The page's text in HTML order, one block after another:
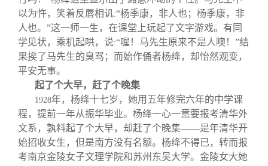
终身学习
信息化服务
三创大赛
实用信息
校友总会
总会简介
会长致辞
总会章程
理事会名单
关闭
以为忤，笑着反唇相讥:“杨季康，非人也；杨季康，非
人也。”这一师一生，在课堂上玩起了文字游戏。有同
学见状，乘机起哄，说:“喔！马先生原来不是人噢！”结
果挨了马先生的臭骂；而始作俑者杨绛，却怡然观变，
平安无事。
起了个大早，赶了个晚集
1928年，杨绛十七岁，她用五年修完六年的中学课
程，提前一年从振华毕业。杨绛一心一意要报考清华外
文系，孰料起了个大早，却赶了个晚集——是年清华开
始招收女生，但是南方没有名额。杨绛不得已，转而报
考南京金陵女子文理学院和苏州东吴大学。金陵女大她